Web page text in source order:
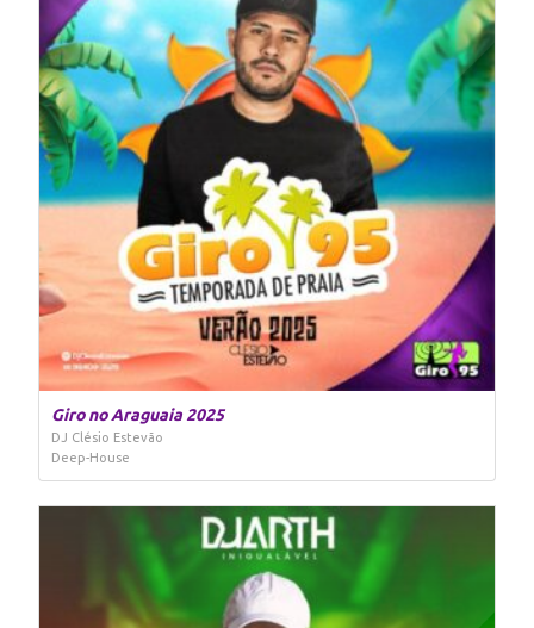
Giro no Araguaia 2025
DJ Clésio Estevão
Deep-House